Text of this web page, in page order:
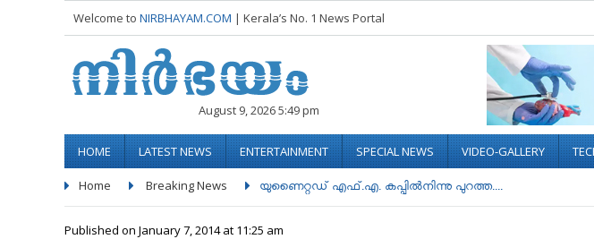
Welcome to NIRBHAYAM.COM | Kerala’s No. 1 News Portal
August 9, 2026 5:49 pm
HOME LATEST NEWS ENTERTAINMENT SPECIAL NEWS VIDEO-GALLERY
Home Breaking News യുണൈറ്റഡ്‌ എഫ്‌.എ. കപ്പില്‍നിന്നു പുറത്ത....
Published on January 7, 2014 at 11:25 am